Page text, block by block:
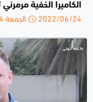
الكاميرا الخفية
2022/06/24 الجمعة 14:54 م